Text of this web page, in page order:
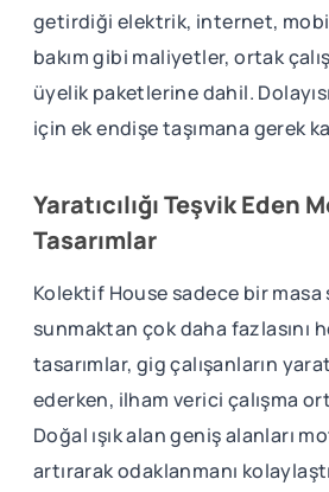
getirdiği elektrik, internet,
bakım gibi maliyetler, ortak
üyelik paketlerine dahil.
için ek endişe taşımana gerek
Yaratıcılığı Teşvik Eden
Tasarımlar
Kolektif House sadece bir masa
sunmaktan çok daha fazlasını
tasarımlar, gig çalışanların
ederken, ilham verici çalışma
Doğal ışık alan geniş alanları
artırarak odaklanmanı